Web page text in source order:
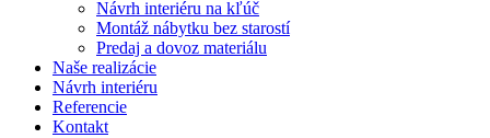
Návrh interiéru na kľúč
Montáž nábytku bez starostí
Predaj a dovoz materiálu
Naše realizácie
Návrh interiéru
Referencie
Kontakt